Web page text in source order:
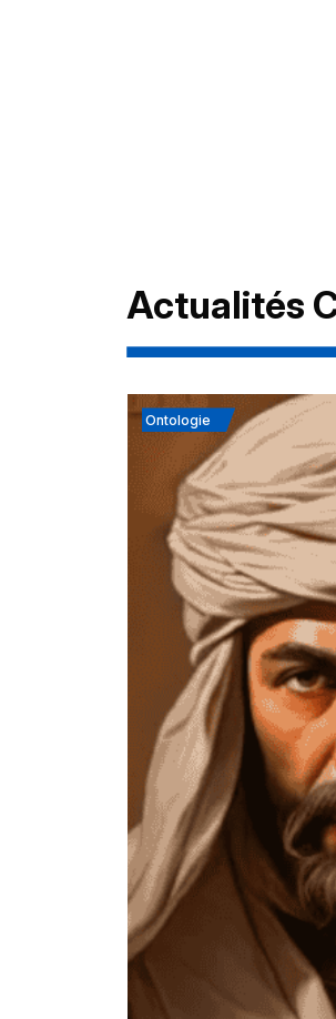
Actualités
Ontologie